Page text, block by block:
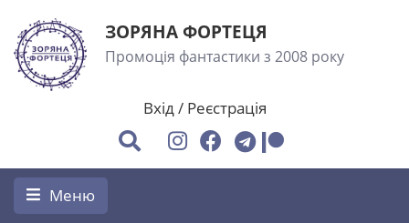
ЗОРЯНА ФОРТЕЦЯ
Промоція фантастики з 2008 року
Вхід/ Реєстрація
Меню